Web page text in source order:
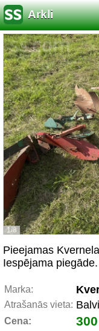
Arkli
1/8
Pieejamas
Iespējama piegāde.
Marka:
Atrašanās vieta:
Cena: